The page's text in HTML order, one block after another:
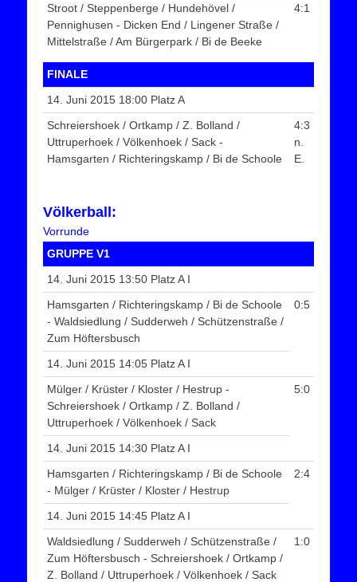
Stroot / Steppenberge / Hundehövel /
Pennighusen - Dicken End / Lingener Straße /
Mittelstraße / Am Bürgerpark / Bi de Beeke
4:1
FINALE
14. Juni 2015 18:00 Platz A
Schreiershoek / Ortkamp / Z. Bolland /
Uttruperhoek / Völkenhoek / Sack -
Hamsgarten / Richteringskamp / Bi de Schoole
4:3
n.
E.
Völkerball:
Vorrunde
GRUPPE V1
14. Juni 2015 13:50 Platz A I
Hamsgarten / Richteringskamp / Bi de Schoole
- Waldsiedlung / Sudderweh / Schützenstraße /
Zum Höftersbusch
0:5
14. Juni 2015 14:05 Platz A I
Mülger / Krüster / Kloster / Hestrup -
Schreiershoek / Ortkamp / Z. Bolland /
Uttruperhoek / Völkenhoek / Sack
5:0
14. Juni 2015 14:30 Platz A I
Hamsgarten / Richteringskamp / Bi de Schoole
- Mülger / Krüster / Kloster / Hestrup
2:4
14. Juni 2015 14:45 Platz A I
Waldsiedlung / Sudderweh / Schützenstraße /
Zum Höftersbusch - Schreiershoek / Ortkamp /
Z. Bolland / Uttruperhoek / Völkenhoek / Sack
1:0